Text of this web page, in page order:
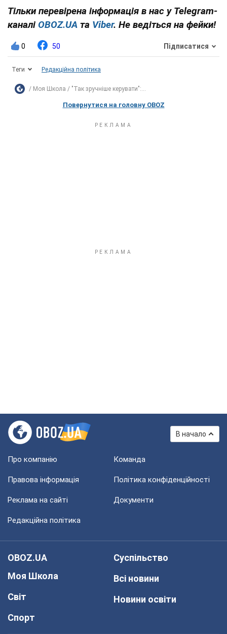
Тільки перевірена інформація в нас у Telegram-
каналі OBOZ.UA та Viber. Не ведіться на фейки!
0 50 Підписатися
Теги Редакційна політика
Моя Школа "Так зручніше керувати":...
Повернутися на головну OBOZ
В начало
Про компанію Команда
Правова інформація Політика конфіденційності
Реклама на сайті Документи
Редакційна політика
OBOZ.UA
Моя Школа
Світ
Спорт
Суспільство
Всі новини
Новини освіти